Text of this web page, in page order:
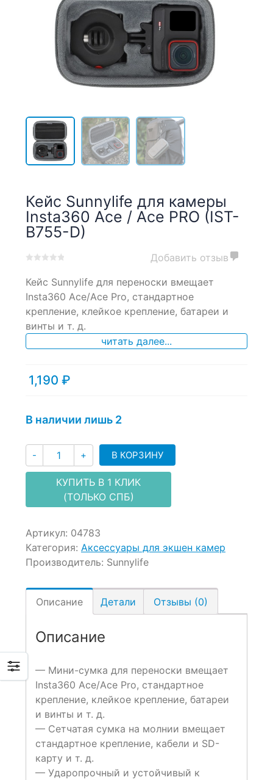
Кейс Sunnylife для камеры
Insta360 Ace / Ace PRO (IST-
B755-D)
out
on
customer
ratings
Добавить отзыв
Кейс Sunnylife для переноски вмещает
Insta360 Ace/Ace Pro, стандартное
крепление, клейкое крепление, батареи и
винты и т. д.
читать далее...
1,190 ₽
В наличии лишь 2
- Количество
+ В КОРЗИНУ
КУПИТЬ В 1 КЛИК
(ТОЛЬКО СПБ)
Артикул: 04783
Категория: Аксессуары для экшен камер
Производитель: Sunnylife
Описание Детали Отзывы (0)
Описание
— Мини-сумка для переноски вмещает
Insta360 Ace/Ace Pro, стандартное
крепление, клейкое крепление, батареи
и винты и т. д.
— Сетчатая сумка на молнии вмещает
стандартное крепление, кабели и SD-
карту и т. д.
— Ударопрочный и устойчивый к